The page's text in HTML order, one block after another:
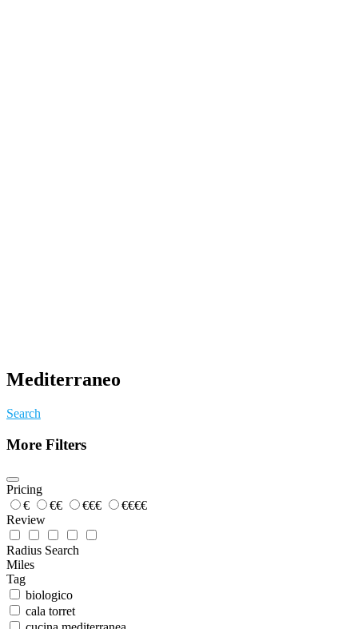
Mediterraneo
Search
More Filters
Pricing
€
€€ €€€
€€€€
Review
Radius Search
Miles
Tag
biologico
cala torret